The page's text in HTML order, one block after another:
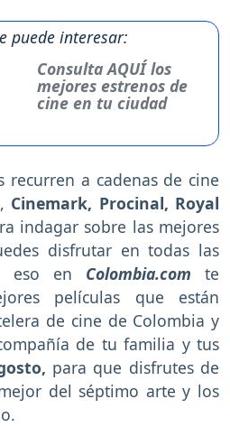
puede interesar:
Consulta AQUÍ los
mejores estrenos de
cine en tu ciudad
recurren a cadenas de cine
, Cinemark, Procinal, Royal
indagar sobre las mejores
disfrutar en todas las
eso en Colombia.comte
películas que están
de cine de Colombia y
de tu familia y tus
para que disfrutes de
del séptimo arte y los